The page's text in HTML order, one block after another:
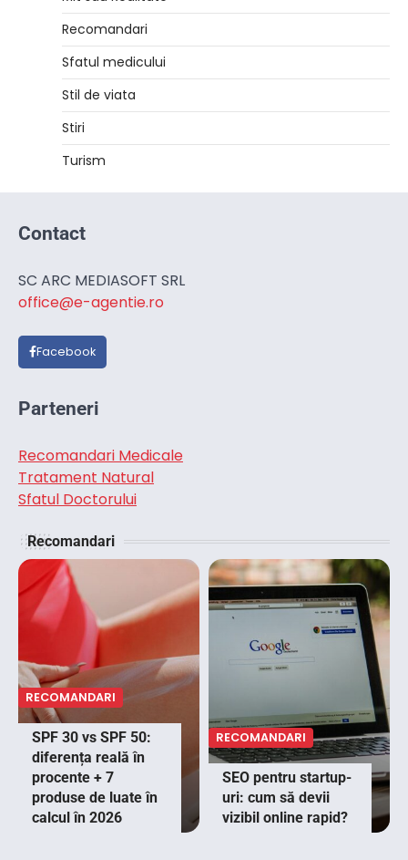
Recomandari
Sfatul medicului
Stil de viata
Stiri
Turism
Contact
SC ARC MEDIASOFT SRL
office@e-agentie.ro
Facebook
Parteneri
Recomandari Medicale
Tratament Natural
Sfatul Doctorului
Recomandari
RECOMANDARI
SPF 30 vs SPF 50:
diferența reală în
procente + 7
produse de luate în
calcul în 2026
RECOMANDARI
SEO pentru startup-
uri: cum să devii
vizibil online rapid?